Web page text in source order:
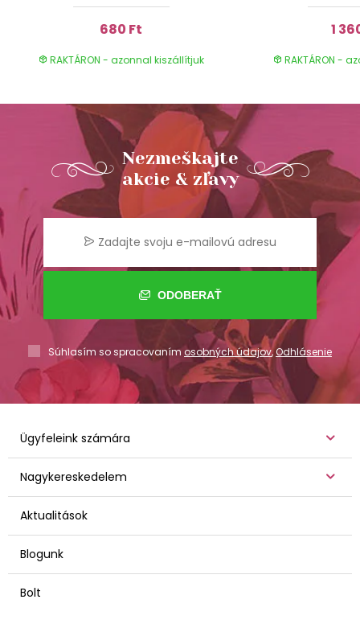
680 Ft
RAKTÁRON - azonnal kiszállítjuk
1
RAKTÁRON -
Nezmeškajte
akcie & zľavy
ODOBERAŤ
Súhlasím so spracovaním osobných údajov,Odhlásenie
Ügyfeleink számára
Nagykereskedelem
Aktualitások
Blogunk
Bolt